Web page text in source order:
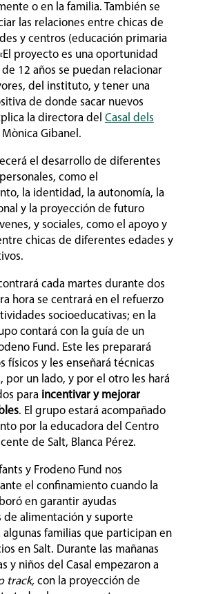
o en la familia. También se
las relaciones entre chicas de
y centros (educación primaria
proyecto es una oportunidad
12 años se puedan relacionar
del instituto, y tener una
de donde sacar nuevos
la directora del Casal dels
Mònica Gibanel.
el desarrollo de diferentes
como el
la identidad, la autonomía, la
y la proyección de futuro
y sociales, como el apoyo y
chicas de diferentes edades y
cada martes durante dos
hora se centrará en el refuerzo
socioeducativas; en la
contará con la guía de un
Fund. Este les preparará
físicos y les enseñará técnicas
por un lado, y por el otro les hará
para incentivar y mejorar
. El grupo estará acompañado
por la educadora del Centro
de Salt, Blanca Pérez.
y Frodeno Fund nos
el confinamiento cuando la
en garantir ayudas
de alimentación y suporte
familias que participan en
en Salt. Durante las mañanas
y niños del Casal empezaron a
track, con la proyección de